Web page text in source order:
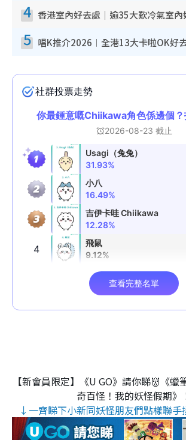
4
5
【新會員限定】《U GO》請你睇👹《蠟
奇百怪！我的妖怪假期》
↓一齊睇下小新同妖怪朋友們點樣聯